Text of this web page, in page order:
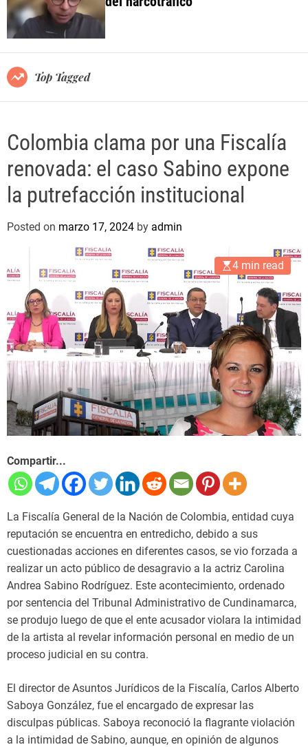
o
e
Top Tagged
Colombia clama por una Fiscalía
renovada: el caso Sabino expone
la putrefacción institucional
Posted on marzo 17, 2024 by admin
4 min read
Compartir...
La Fiscalía General de la Nación de Colombia, entidad cuya
reputación se encuentra en entredicho, debido a sus
cuestionadas acciones en diferentes casos, se vio forzada a
realizar un acto público de desagravio a la actriz Carolina
Andrea Sabino Rodríguez. Este acontecimiento, ordenado
por sentencia del Tribunal Administrativo de Cundinamarca,
se produjo luego de que el ente acusador violara la intimidad
de la artista al revelar información personal en medio de un
proceso judicial en su contra.
El director de Asuntos Jurídicos de la Fiscalía, Carlos Alberto
Saboya González, fue el encargado de expresar las
disculpas públicas. Saboya reconoció la flagrante violación
a la intimidad de Sabino, aunque, en opinión de algunos